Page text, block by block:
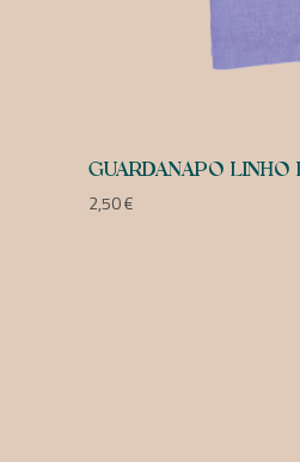
GUARDANAPO LINHO
2,50€